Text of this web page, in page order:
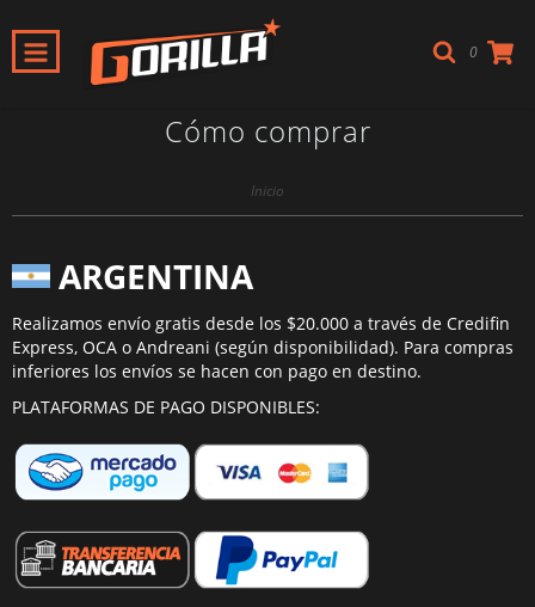
0
Cómo comprar
Inicio
ARGENTINA
Realizamos envío gratis desde los $20.000 a través de Credifin
Express, OCA o Andreani (según disponibilidad). Para compras
inferiores los envíos se hacen con pago en destino.
PLATAFORMAS DE PAGO DISPONIBLES: